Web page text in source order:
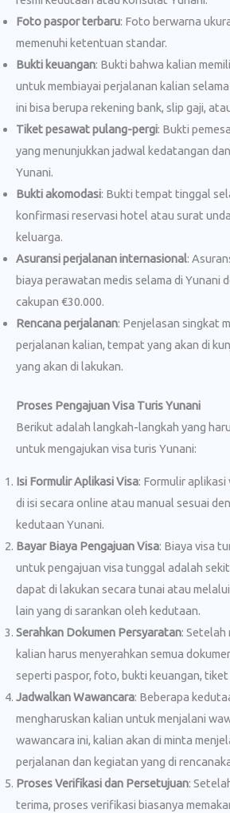
Foto paspor terbaru: Foto berwarna
memenuhi ketentuan standar.
Bukti keuangan: Bukti bahwa kalian
untuk membiayai perjalanan kalian
ini bisa berupa rekening bank, slip gaji,
Tiket pesawat pulang-pergi: Bukti
yang menunjukkan jadwal kedatangan
Yunani.
Bukti akomodasi: Bukti tempat tinggal
konfirmasi reservasi hotel atau surat
keluarga.
Asuransi perjalanan internasional:
biaya perawatan medis selama di Yunani
cakupan €30.000.
Rencana perjalanan: Penjelasan singkat
perjalanan kalian, tempat yang akan di
yang akan di lakukan.
Proses Pengajuan Visa Turis Yunani
Berikut adalah langkah-langkah yang
untuk mengajukan visa turis Yunani:
Isi Formulir Aplikasi Visa: Formulir aplikasi
di isi secara online atau manual sesuai
kedutaan Yunani.
Bayar Biaya Pengajuan Visa: Biaya visa
untuk pengajuan visa tunggal adalah
dapat di lakukan secara tunai atau
lain yang di sarankan oleh kedutaan.
Serahkan Dokumen Persyaratan: Setelah
kalian harus menyerahkan semua
seperti paspor, foto, bukti keuangan,
Jadwalkan Wawancara: Beberapa
mengharuskan kalian untuk menjalani
wawancara ini, kalian akan di minta
perjalanan dan kegiatan yang di
Proses Verifikasi dan Persetujuan:
terima, proses verifikasi biasanya